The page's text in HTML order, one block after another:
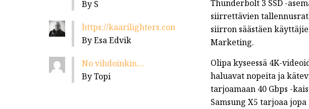
Thunderbolt 3 SSD -
siirrettävien
siirron säästäen
Marketing.
Olipa kyseessä 4K-
haluavat nopeita ja
tarjoamaan 40 Gbps -
Samsung X5 tarjoaa
By S
https://kaarilighters.com/jalleenmyyjat/...
By Esa Edvik
No vihdoinkin....
By Topi